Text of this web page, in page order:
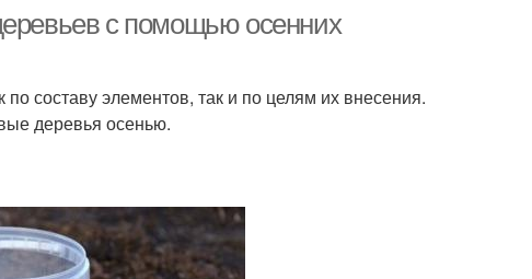
с помощью осенних
составу элементов, так и по целям их внесения.
деревья осенью.